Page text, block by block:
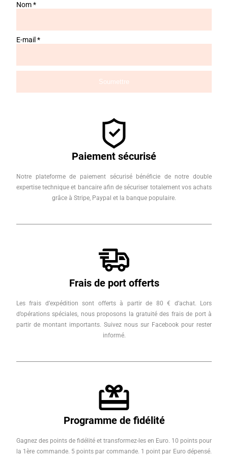
Nom*
E-mail *
Paiement sécurisé
Notre plateforme de paiement sécurisé bénéficie de notre double
expertise technique et bancaire afin de sécuriser totalement vos achats
grâce à Stripe, Paypal et la banque populaire.
Frais de port offerts
Les frais d’expédition sont offerts à partir de 80 € d’achat. Lors
d’opérations spéciales, nous proposons la gratuité des frais de port à
partir de montant importants. Suivez nous sur Facebook pour rester
informé.
Programme de fidélité
Gagnez des points de fidélité et transformez-les en Euro. 10 points pour
la 1ère commande. 5 points par commande. 1 point par Euro dépensé.